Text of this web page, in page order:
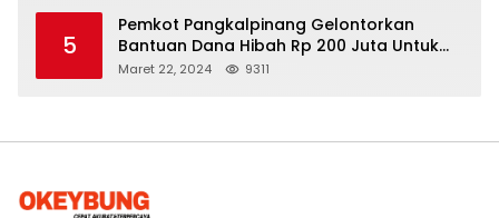
5
Pemkot Pangkalpinang Gelontorkan
Bantuan Dana Hibah Rp 200 Juta Untuk
Pembangunan Masjid H. Bakri
Maret 22, 2024 9311